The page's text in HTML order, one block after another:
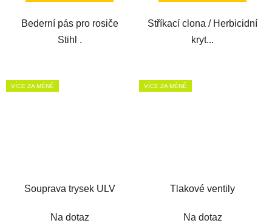
Bederní pás pro rosiče
Stihl .
Stříkací clona / Herbicidní
kryt...
VÍCE ZA MÉNĚ
Souprava trysek ULV
Na dotaz
VÍCE ZA MÉNĚ
Tlakové ventily
Na dotaz